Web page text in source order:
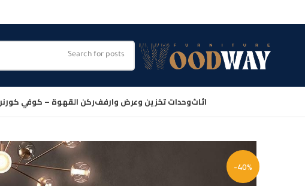
اثاثوحدات تخزين وعرض وارففركن القهوة – كوفي كورنر
-40%